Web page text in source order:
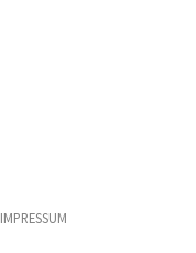
IMPRESSUM